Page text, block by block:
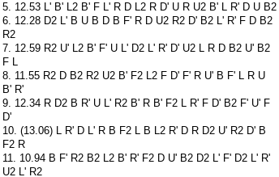
5. 12.53 L' B' L2 B' F L' R D L2 R D' U R U2 B' L R' D U B2
6. 12.28 D2 L' B U B D B F' R D U2 R2 D' B2 L' R' F D B2
R2
7. 12.59 R2 U' L2 B' F' U L' D2 L' R' D' U2 L R D B2 U' B2
F L
8. 11.55 R2 D B2 R2 U2 B' F2 L2 F D' F' R U' B F' L R U
B' R'
9. 12.34 R D2 B R' U L' R2 B' R B' F2 L R' F D' B2 F' U' F
D'
10. (13.06) L R' D L' R B F2 L B L2 R' D R D2 U' R2 D' B
F2 R
11. 10.94 B F' R2 B2 L2 B' R' F2 D U' B2 D2 L' F' D2 L' R'
U2 L' R2